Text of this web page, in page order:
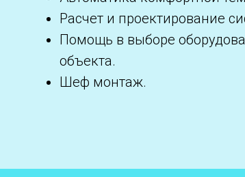
Расчет и проектирование
Помощь в выборе
объекта.
Шеф монтаж.